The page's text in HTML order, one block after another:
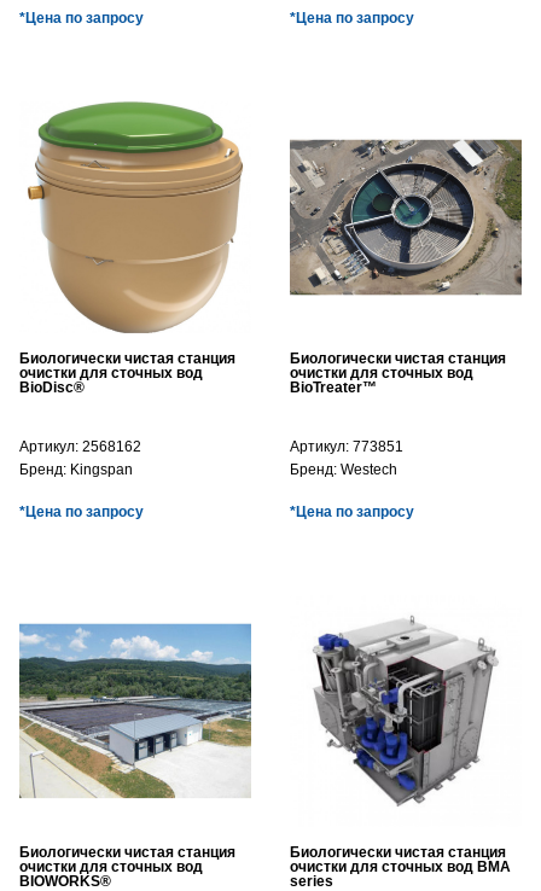
*Цена по запросу *Цена по запросу
Биологически чистая станция
очистки для сточных вод
BioDisc®
Артикул: 2568162
Бренд: Kingspan
*Цена по запросу
Биологически чистая станция
очистки для сточных вод
BioTreater™
Артикул: 773851
Бренд: Westech
*Цена по запросу
Биологически чистая станция
очистки для сточных вод
BIOWORKS®
Биологически чистая станция
очистки для сточных вод BMA
series